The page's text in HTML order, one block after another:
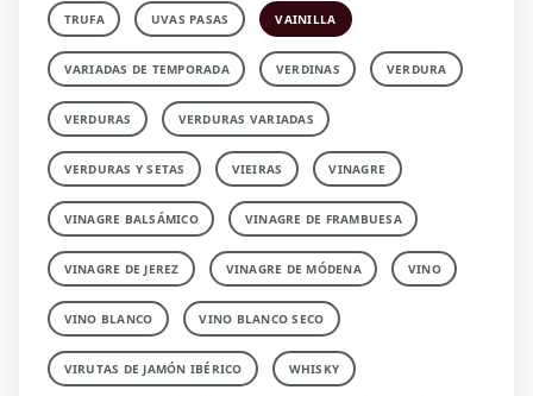
TRUFA UVAS PASAS VAINILLA
VARIADAS DE TEMPORADA VERDINAS VERDURA
VERDURAS VERDURAS VARIADAS
VERDURAS Y SETAS VIEIRAS VINAGRE
VINAGRE BALSÁMICO VINAGRE DE FRAMBUESA
VINAGRE DE JEREZ VINAGRE DE MÓDENA VINO
VINO BLANCO VINO BLANCO SECO
VIRUTAS DE JAMÓN IBÉRICO WHISKY